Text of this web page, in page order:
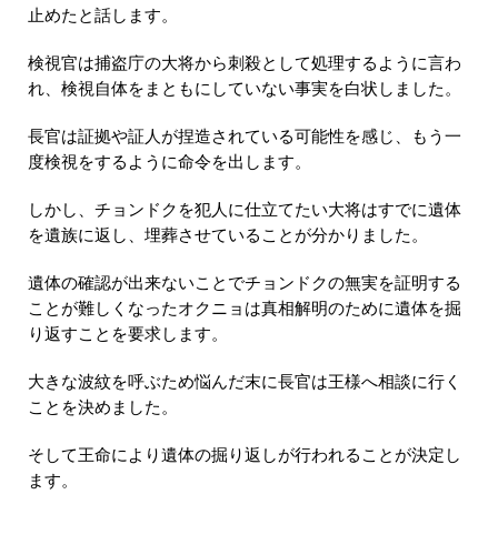
止めたと話します。
検視官は捕盗庁の大将から刺殺として処理するように言わ
れ、検視自体をまともにしていない事実を白状しました。
長官は証拠や証人が捏造されている可能性を感じ、もう一
度検視をするように命令を出します。
しかし、チョンドクを犯人に仕立てたい大将はすでに遺体
を遺族に返し、埋葬させていることが分かりました。
遺体の確認が出来ないことでチョンドクの無実を証明する
ことが難しくなったオクニョは真相解明のために遺体を掘
り返すことを要求します。
大きな波紋を呼ぶため悩んだ末に長官は王様へ相談に行く
ことを決めました。
そして王命により遺体の掘り返しが行われることが決定し
ます。